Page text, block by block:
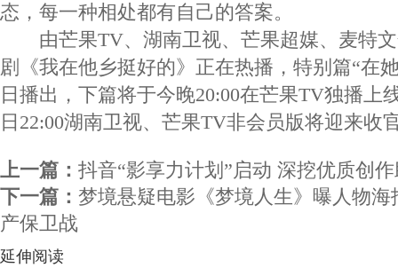
态，每一种相处都有自己的答案。
由芒果TV、湖南卫视、芒果超媒、麦特文
剧《我在他乡挺好的》正在热播，特别篇“在
日播出，下篇将于今晚20:00在芒果TV独播上
日22:00湖南卫视、芒果TV非会员版将迎来收
上一篇： 抖音“影享力计划”启动 深挖优质创
下一篇： 梦境悬疑电影《梦境人生》曝人物
产保卫战
延伸阅读